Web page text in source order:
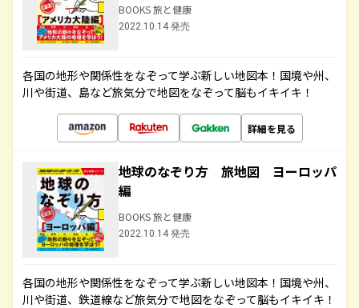
BOOKS 旅と健康
2022.10.14 発売
各国の地形や関係性をなぞって学ぶ新しい地図本！国境や州、
川や街道、島など旅気分で地図をなぞって脳もイキイキ！
詳細を見る
地球のなぞり方 旅地図 ヨーロッパ
編
BOOKS 旅と健康
2022.10.14 発売
各国の地形や関係性をなぞって学ぶ新しい地図本！国境や州、
川や街道、鉄道線など旅気分で地図をなぞって脳もイキイキ！